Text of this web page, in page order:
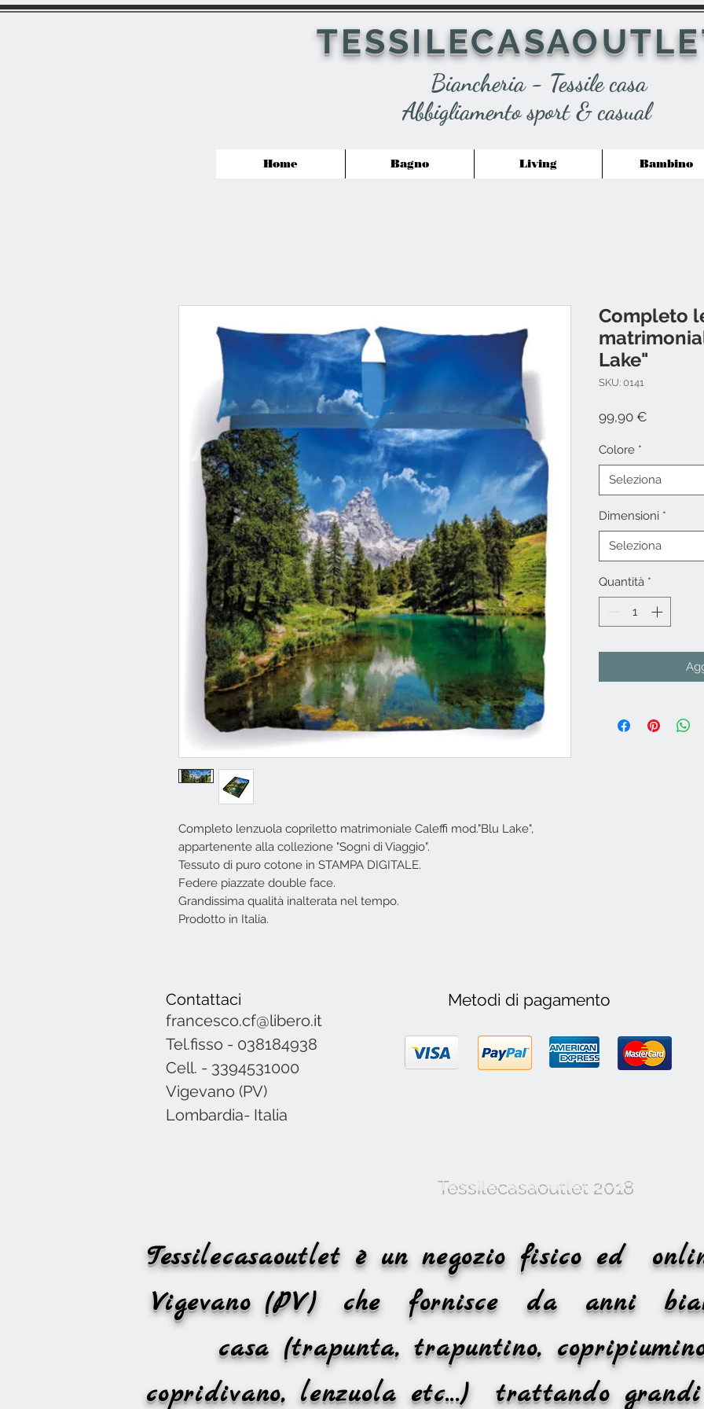
Biancheria - Tessile casa
Abbigliamento sport & casual
Home Bagno Living Bambino
Completo lenzuola copriletto matrimoniale Caleffi mod."Blu Lake",
appartenente alla collezione "Sogni di Viaggio".
Tessuto di puro cotone in STAMPA DIGITALE.
Federe piazzate double face.
Grandissima qualità inalterata nel tempo.
Prodotto in Italia.
Completo
Lake"
SKU: 0141
99,90 €
Colore *
Seleziona
Dimensioni *
Seleziona
Quantità *
Contattaci
francesco.cf@libero.it
Tel.fisso - 038184938
Cell. - 3394531000
Vigevano (PV)
Lombardia- Italia
Metodi di pagamento
Tessilecasaoutlet 2018
Tessilecasaoutlet è un negozio fisico ed
Vigevano (PV) che fornisce da anni
casa (trapunta, trapuntino,
copridivano, lenzuola etc...) trattando